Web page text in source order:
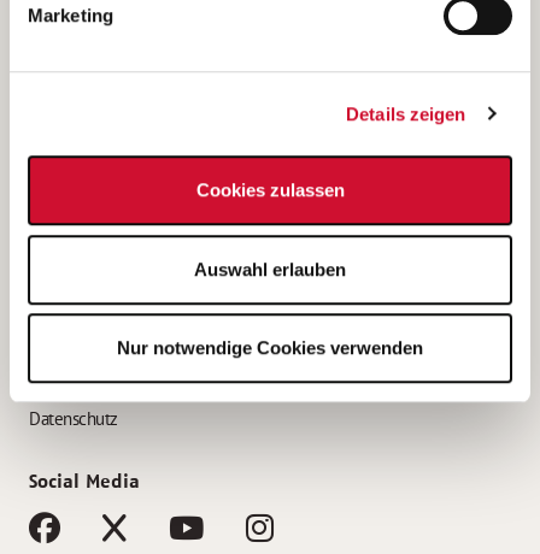
Marketing
Details zeigen
Cookies zulassen
Auswahl erlauben
Nur notwendige Cookies verwenden
Bewerbung als Altenpflegehelfer*in
Bewerbung als Erzieher*in
AWO Gliederungen nach Bundesland
Impressum
Datenschutz
Social Media